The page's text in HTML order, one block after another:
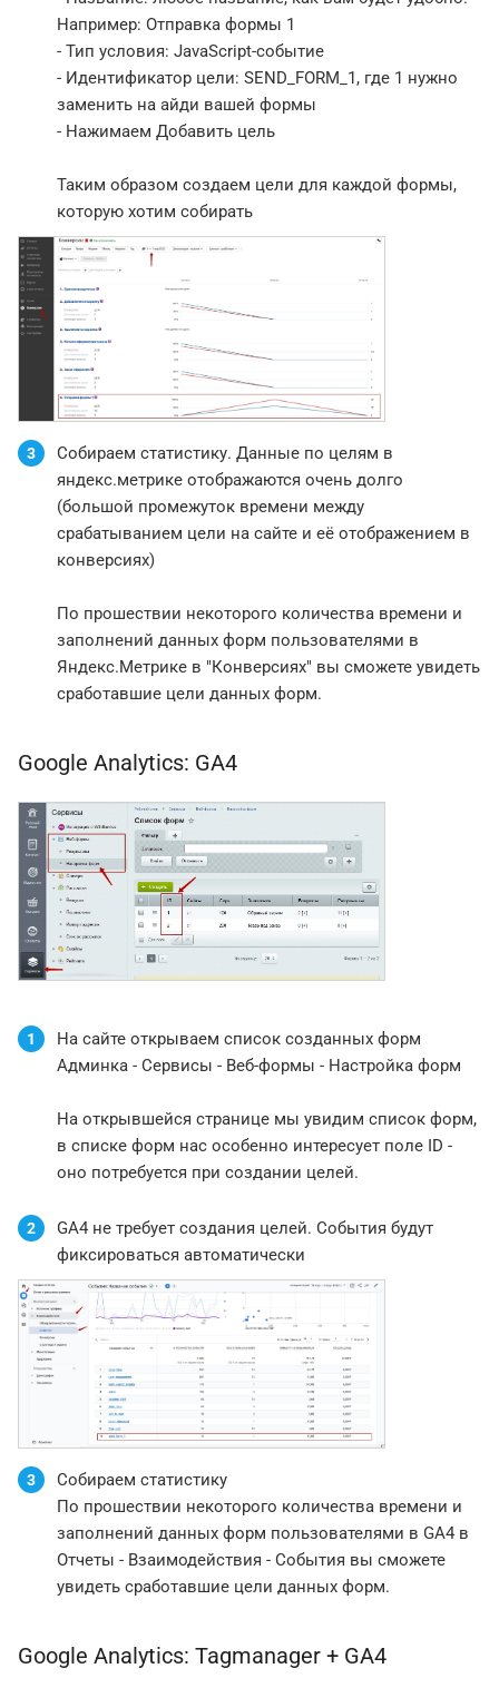
Например: Отправка формы 1
- Тип условия: JavaScript-событие
- Идентификатор цели: SEND_FORM_1, где 1 нужно
заменить на айди вашей формы
- Нажимаем Добавить цель
Таким образом создаем цели для каждой формы,
которую хотим собирать
3
Собираем статистику. Данные по целям в
яндекс.метрике отображаются очень долго
(большой промежуток времени между
срабатыванием цели на сайте и её отображением в
конверсиях)
По прошествии некоторого количества времени и
заполнений данных форм пользователями в
Яндекс.Метрике в "Конверсиях" вы сможете увидеть
сработавшие цели данных форм.
Google Analytics: GA4
1
На сайте открываем список созданных форм
Админка - Сервисы - Веб-формы - Настройка форм
На открывшейся странице мы увидим список форм,
в списке форм нас особенно интересует поле ID -
оно потребуется при создании целей.
2
GA4 не требует создания целей. События будут
фиксироваться автоматически
3
Собираем статистику
По прошествии некоторого количества времени и
заполнений данных форм пользователями в GA4 в
Отчеты - Взаимодействия - События вы сможете
увидеть сработавшие цели данных форм.
Google Analytics: Tagmanager + GA4